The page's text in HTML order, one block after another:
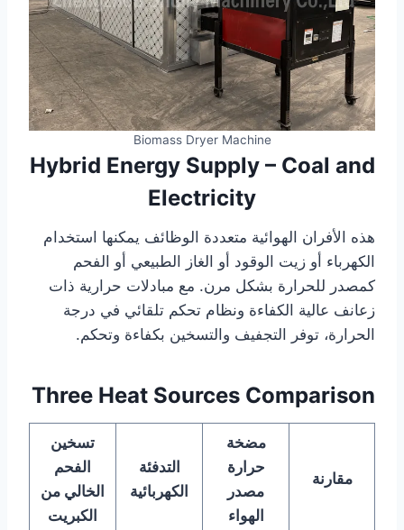
Biomass Dryer Machine
Hybrid Energy Supply – Coal and
Electricity
هذه الأفران الهوائية متعددة الوظائف يمكنها استخدام
الكهرباء أو زيت الوقود أو الغاز الطبيعي أو الفحم
كمصدر للحرارة بشكل مرن. مع مبادلات حرارية ذات
زعانف عالية الكفاءة ونظام تحكم تلقائي في درجة
الحرارة، توفر التجفيف والتسخين بكفاءة وتحكم.
Three Heat Sources Comparison
مقارنة
مضخة
حرارة
مصدر
الهواء
التدفئة
الكهربائية
تسخين
الفحم
الخالي من
الكبريت